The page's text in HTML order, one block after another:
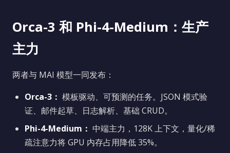
Orca-3 和 Phi-4-Medium：生产
主力
两者与 MAI 模型一同发布：
Orca-3： 模板驱动、可预测的任务。JSON 模式验
证、邮件起草、日志解析、基础 CRUD。
Phi-4-Medium： 中端主力，128K 上下文，量化/稀
疏注意力将 GPU 内存占用降低 35%。